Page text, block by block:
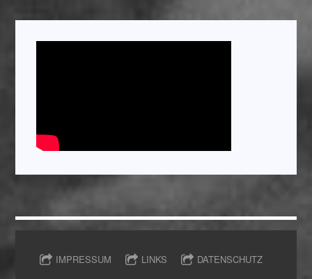
IMPRESSUM LINKS
DATENSCHUTZ